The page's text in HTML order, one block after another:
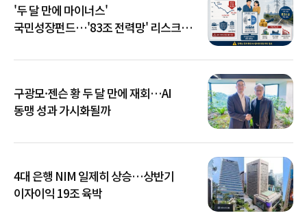
'두 달 만에 마이너스'
국민성장펀드…'83조 전력망' 리스크
구광모·젠슨 황 두 달 만에 재회…AI
동맹 성과 가시화될까
4대 은행 NIM 일제히 상승…상반기
이자이익 19조 육박